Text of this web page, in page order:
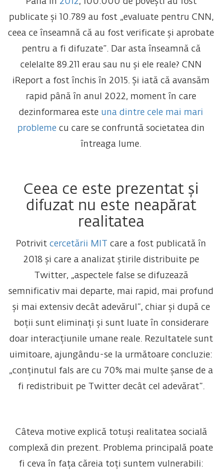
publicate și 10.789 au fost „evaluate pentru CNN,
ceea ce înseamnă că au fost verificate și aprobate
pentru a fi difuzate”. Dar asta înseamnă că
celelalte 89.211 erau sau nu și ele reale? CNN
iReport a fost închis în 2015. Și iată că avansăm
rapid până în anul 2022, moment în care
dezinformarea este una dintre cele mai mari
probleme cu care se confruntă societatea din
întreaga lume.
Ceea ce este prezentat și
difuzat nu este neapărat
realitatea
Potrivit cercetării MIT care a fost publicată în
2018 și care a analizat știrile distribuite pe
Twitter, „aspectele false se difuzează
semnificativ mai departe, mai rapid, mai profund
și mai extensiv decât adevărul”, chiar și după ce
boții sunt eliminați și sunt luate în considerare
doar interacțiunile umane reale. Rezultatele sunt
uimitoare, ajungându-se la următoare concluzie:
„conținutul fals are cu 70% mai multe șanse de a
fi redistribuit pe Twitter decât cel adevărat”.
Câteva motive explică totuși realitatea socială
complexă din prezent. Problema principală poate
fi ceva în fața căreia toți suntem vulnerabili: